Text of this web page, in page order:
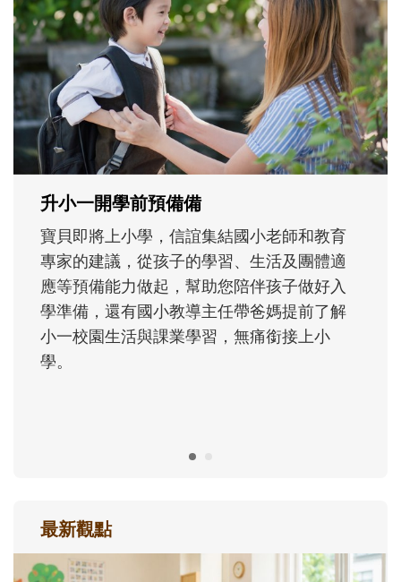
不同模樣
沒有人天生就擅長當爸爸！男人總是在一次
次「前所未有」的體驗中，跟著孩子一起長
大。從給予安全感的肢體遊戲，到獨立自
主、角色認同及解決問題的能力養成。爸爸
正嘗試用不同的模樣，參與孩子每個重要的
最新觀點